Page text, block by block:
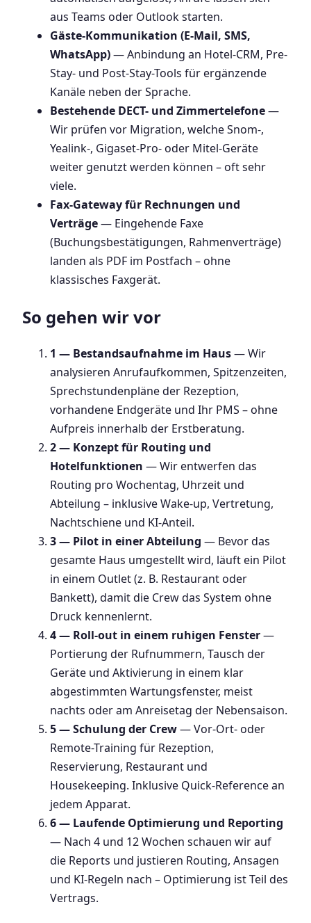
aus Teams oder Outlook starten.
Gäste-Kommunikation (E-Mail, SMS,
WhatsApp)— Anbindung an Hotel-CRM, Pre-
Stay- und Post-Stay-Tools für ergänzende
Kanäle neben der Sprache.
Bestehende DECT- und Zimmertelefone—
Wir prüfen vor Migration, welche Snom-,
Yealink-, Gigaset-Pro- oder Mitel-Geräte
weiter genutzt werden können – oft sehr
viele.
Fax-Gateway für Rechnungen und
Verträge— Eingehende Faxe
(Buchungsbestätigungen, Rahmenverträge)
landen als PDF im Postfach – ohne
klassisches Faxgerät.
So gehen wir vor
1 — Bestandsaufnahme im Haus— Wir
analysieren Anrufaufkommen, Spitzenzeiten,
Sprechstundenpläne der Rezeption,
vorhandene Endgeräte und Ihr PMS – ohne
Aufpreis innerhalb der Erstberatung.
2 — Konzept für Routing und
Hotelfunktionen — Wir entwerfen das
Routing pro Wochentag, Uhrzeit und
Abteilung – inklusive Wake-up, Vertretung,
Nachtschiene und KI-Anteil.
3 — Pilot in einer Abteilung — Bevor das
gesamte Haus umgestellt wird, läuft ein Pilot
in einem Outlet (z. B. Restaurant oder
Bankett), damit die Crew das System ohne
Druck kennenlernt.
4 — Roll-out in einem ruhigen Fenster—
Portierung der Rufnummern, Tausch der
Geräte und Aktivierung in einem klar
abgestimmten Wartungsfenster, meist
nachts oder am Anreisetag der Nebensaison.
5 — Schulung der Crew— Vor-Ort- oder
Remote-Training für Rezeption,
Reservierung, Restaurant und
Housekeeping. Inklusive Quick-Reference an
jedem Apparat.
6 — Laufende Optimierung und Reporting
— Nach 4 und 12 Wochen schauen wir auf
die Reports und justieren Routing, Ansagen
und KI-Regeln nach – Optimierung ist Teil des
Vertrags.